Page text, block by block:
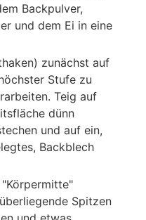
Backpulver,
und dem Ei in eine
zunächst auf
Stufe zu
Teig auf
dünn
und auf ein,
Backblech
Spitzen